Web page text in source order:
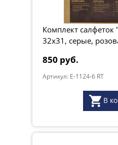
Комплект салфеток
32х31, серые,
850 руб.
Артикул: E-1124-6 RT
В